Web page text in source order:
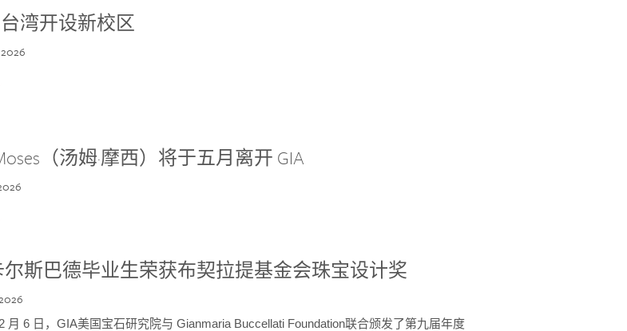
湾开设新校区
（汤姆·摩西）将于五月离开 GIA
尔斯巴德毕业生荣获布契拉提基金会珠宝设计奖
月 6 日，GIA美国宝石研究院与 Gianmaria Buccellati Foundation联合颁发了第九届年度